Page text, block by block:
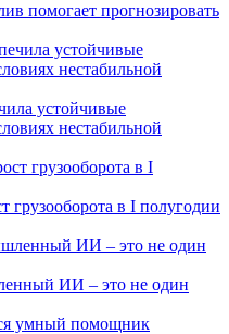
помогает прогнозировать
устойчивые
нестабильной
грузооборота в I полугодии
ИИ – это не один